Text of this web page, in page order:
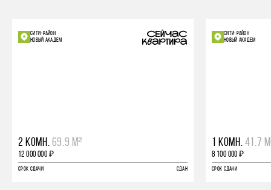
СИТИ-РАЙОН
НОВЫЙ АКАДЕМ
2 КОМН. 69.9 М²
12 000 000 ₽
СРОК СДАЧИ СДАН
СИТИ-РАЙОН
НОВЫЙ АКАДЕМ
1 КОМН. 41.7
8 100 000 ₽
СРОК СДАЧИ